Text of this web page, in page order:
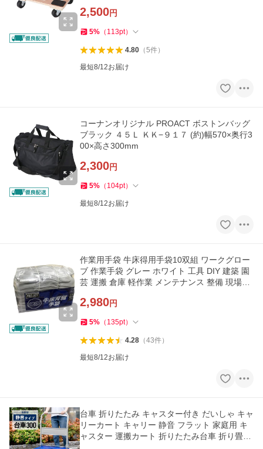
2,500円
5% （ 113pt）
4.80（5件）
最短8/12お届け
コーナンオリジナル PROACT ボストンバッグ
ブラック ４５Ｌ ＫＫ−９１７ (約)幅570×奥行3
00×高さ300mm
2,300円
5% （ 104pt）
最短8/12お届け
作業用手袋 牛床得用手袋10双組 ワークグロー
ブ 作業手袋 グレー ホワイト 工具 DIY 建築 園
芸 運搬 倉庫 軽作業 メンテナンス 整備 現場作
2,980円
5% （ 135pt）
4.28（43件）
最短8/12お届け
台車 折りたたみ キャスター付き だいしゃ キャ
リーカート キャリー 静音 フラット 家庭用 キ
ャスター 運搬カート 折りたたみ台車 折り畳み